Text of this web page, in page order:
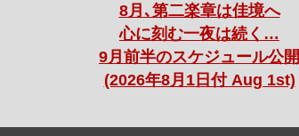
8月､第二楽章は佳境へ
心に刻む一夜は続く…
9月前半のスケジュール公開
(2026年8月1日付 Aug 1st)